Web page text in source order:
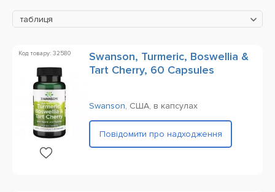
таблиця
Код товару: 32580
Swanson, Turmeric, Boswellia &
Tart Cherry, 60 Capsules
Swanson, США, в капсулах
Повідомити про надходження